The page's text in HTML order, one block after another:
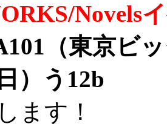
Novels
（東京ビ
）う12b
ます！